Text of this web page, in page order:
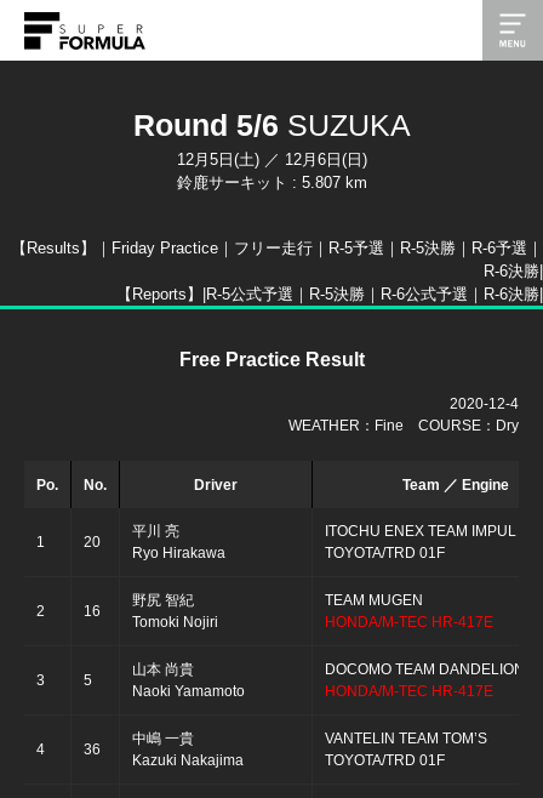
Round 5/6 SUZUKA
12月5日(土) ／ 12月6日(日)
鈴鹿サーキット : 5.807 km
【Results】｜ Friday Practice ｜ フリー走行 ｜ R-5予選 ｜ R-5決勝 ｜ R-6予選 ｜
R-6決勝|
【Reports】|
R-5公式予選 ｜ R-5決勝 ｜ R-6公式予選 ｜ R-6決勝
Free Practice Result
2020-12-4
WEATHER：Fine COURSE：Dry
Po. No. Driver Team ／ Engine
1 20
平川 亮
Ryo Hirakawa
ITOCHU ENEX TEAM IMPUL
TOYOTA/TRD 01F
2 16
野尻 智紀
Tomoki Nojiri
TEAM MUGEN
HONDA/M-TEC HR-417E
3 5
山本 尚貴
Naoki Yamamoto
DOCOMO TEAM DANDELION
HONDA/M-TEC HR-417E
4 36
中嶋 一貴
Kazuki Nakajima
VANTELIN TEAM TOM’S
TOYOTA/TRD 01F